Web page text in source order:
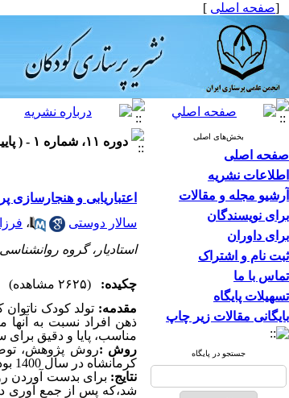
[صفحه اصلی ]
بخش‌های اصلی
صفحه اصلی
اطلاعات نشریه
آرشیو مجله و مقالات
برای نویسندگان
برای داوران
ثبت نام و اشتراک
تماس با ما
تسهیلات پایگاه
بایگانی مقالات زیر چاپ
جستجو در پایگاه
دوره ۱۱، شماره ۱ - ( پاییز ۱۴۰۳ )
اعتباریابی و هنجارسازی
سالار دوستی
،
استادیار، گروه
چکیده:
(۲۶۲۵ مشاهده)
مقدمه: تولد کودک
ذهن افراد نسبت به آنها
مناسب، پایا و دقیق
روش :روش پژوهش،
کرمانشاه در سال 1400
نتایج: برای بدست آوردن
شد،که پس از جمع آوری